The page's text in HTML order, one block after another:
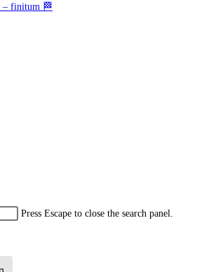
finitum 🏁
Press Escape to close the search panel.